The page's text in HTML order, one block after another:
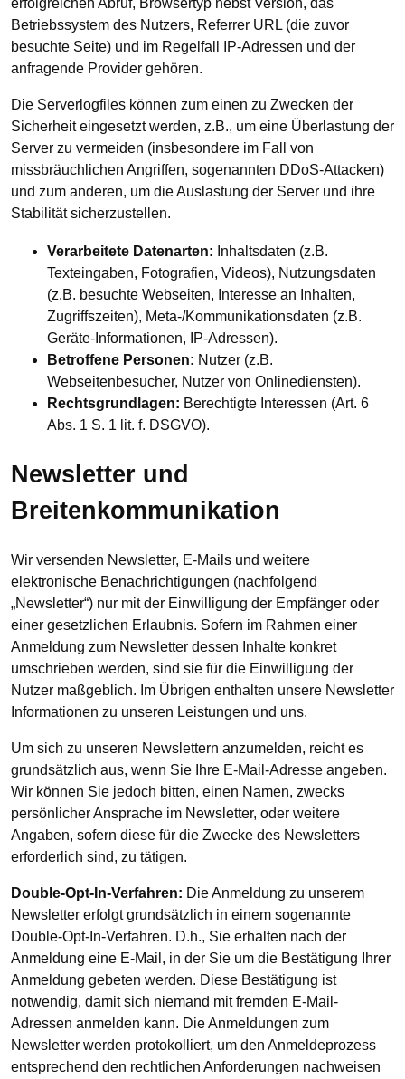
erfolgreichen Abruf, Browsertyp nebst Version, das
Betriebssystem des Nutzers, Referrer URL (die zuvor
besuchte Seite) und im Regelfall IP-Adressen und der
anfragende Provider gehören.
Die Serverlogfiles können zum einen zu Zwecken der
Sicherheit eingesetzt werden, z.B., um eine Überlastung der
Server zu vermeiden (insbesondere im Fall von
missbräuchlichen Angriffen, sogenannten DDoS-Attacken)
und zum anderen, um die Auslastung der Server und ihre
Stabilität sicherzustellen.
Verarbeitete Datenarten: Inhaltsdaten (z.B.
Texteingaben, Fotografien, Videos), Nutzungsdaten
(z.B. besuchte Webseiten, Interesse an Inhalten,
Zugriffszeiten), Meta-/Kommunikationsdaten (z.B.
Geräte-Informationen, IP-Adressen).
Betroffene Personen: Nutzer (z.B.
Webseitenbesucher, Nutzer von Onlinediensten).
Rechtsgrundlagen: Berechtigte Interessen (Art. 6
Abs. 1 S. 1 lit. f. DSGVO).
Newsletter und
Breitenkommunikation
Wir versenden Newsletter, E-Mails und weitere
elektronische Benachrichtigungen (nachfolgend
„Newsletter“) nur mit der Einwilligung der Empfänger oder
einer gesetzlichen Erlaubnis. Sofern im Rahmen einer
Anmeldung zum Newsletter dessen Inhalte konkret
umschrieben werden, sind sie für die Einwilligung der
Nutzer maßgeblich. Im Übrigen enthalten unsere Newsletter
Informationen zu unseren Leistungen und uns.
Um sich zu unseren Newslettern anzumelden, reicht es
grundsätzlich aus, wenn Sie Ihre E-Mail-Adresse angeben.
Wir können Sie jedoch bitten, einen Namen, zwecks
persönlicher Ansprache im Newsletter, oder weitere
Angaben, sofern diese für die Zwecke des Newsletters
erforderlich sind, zu tätigen.
Double-Opt-In-Verfahren: Die Anmeldung zu unserem
Newsletter erfolgt grundsätzlich in einem sogenannte
Double-Opt-In-Verfahren. D.h., Sie erhalten nach der
Anmeldung eine E-Mail, in der Sie um die Bestätigung Ihrer
Anmeldung gebeten werden. Diese Bestätigung ist
notwendig, damit sich niemand mit fremden E-Mail-
Adressen anmelden kann. Die Anmeldungen zum
Newsletter werden protokolliert, um den Anmeldeprozess
entsprechend den rechtlichen Anforderungen nachweisen